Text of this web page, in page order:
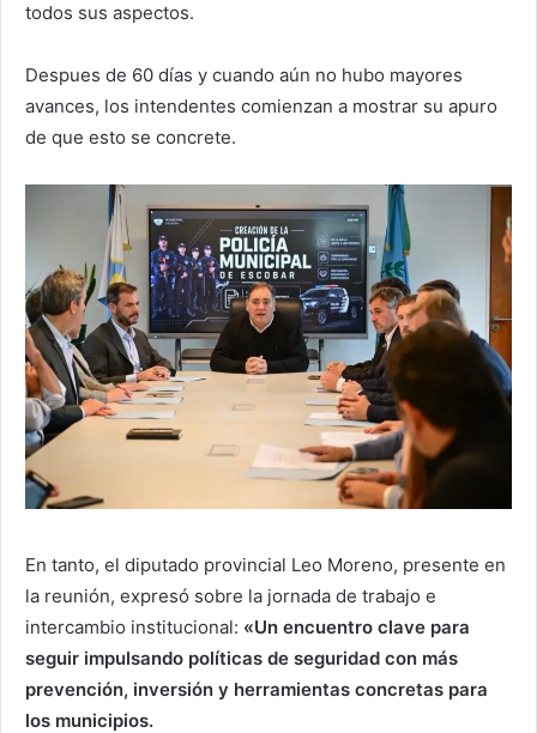
todos sus aspectos.
Despues de 60 días y cuando aún no hubo mayores
avances, los intendentes comienzan a mostrar su apuro
de que esto se concrete.
En tanto, el diputado provincial Leo Moreno, presente en
la reunión, expresó sobre la jornada de trabajo e
intercambio institucional: «Un encuentro clave para
seguir impulsando políticas de seguridad con más
prevención, inversión y herramientas concretas para
los municipios.